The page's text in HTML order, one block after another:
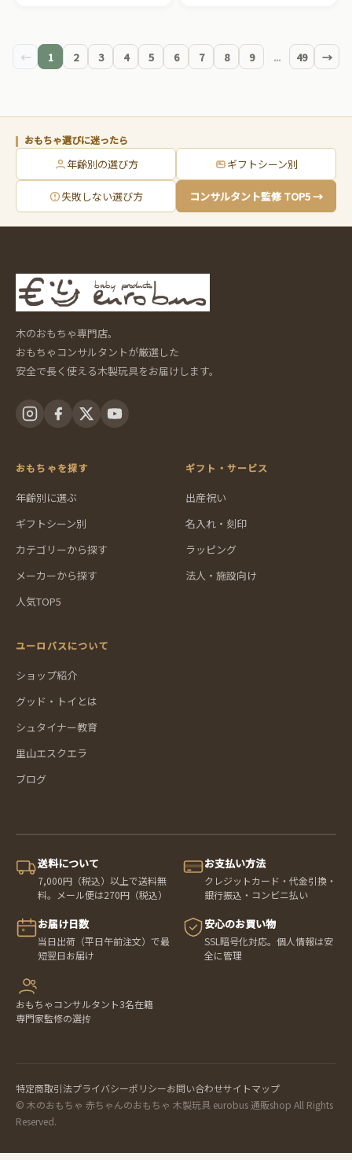
← 1 2 3 4 5 6 7 8 9 ... 49 →
おもちゃ選びに迷ったら
年齢別の選び方 ギフトシーン別
失敗しない選び方 コンサルタント監修 TOP5 →
木のおもちゃ専門店。
おもちゃコンサルタントが厳選した
安全で長く使える木製玩具をお届けします。
おもちゃを探す
年齢別に選ぶ
ギフトシーン別
カテゴリーから探す
メーカーから探す
人気TOP5
ギフト・サービス
出産祝い
名入れ・刻印
ラッピング
法人・施設向け
ユーロバスについて
ショップ紹介
グッド・トイとは
シュタイナー教育
里山エスクエラ
ブログ
送料について
7,000円（税込）以上で送料無
料。メール便は270円（税込）
お支払い方法
クレジットカード・代金引換・
銀行振込・コンビニ払い
お届け日数
当日出荷（平日午前注文）で最
短翌日お届け
安心のお買い物
SSL暗号化対応。個人情報は安
全に管理
おもちゃコンサルタント3名在籍
専門家監修の選抟
特定商取引法プライバシーポリシーお問い合わせサイトマップ
© 木のおもちゃ 赤ちゃんのおもちゃ 木製玩具 eurobus 通販shop All Rights
Reserved.